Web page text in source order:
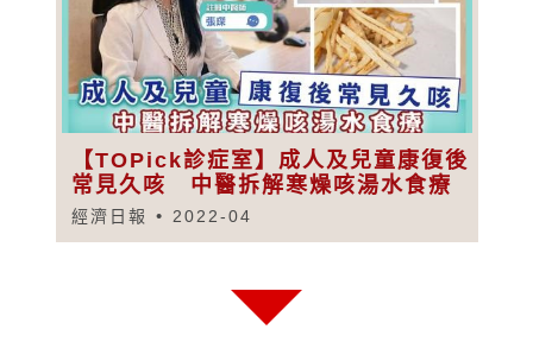
【TOPick診症室】成人及兒童康復後
常見久咳 中醫拆解寒燥咳湯水食療
經濟日報 2022-04